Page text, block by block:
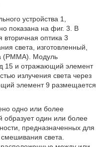
устройства 1,
показана на фиг. 3. В
оптика 3
света, изготовленный,
(PMMA). Модуль
15 и отражающий элемент
излучения света через
элемент 9 размещается
одно или более
образует один или более
предназначенных для
света.